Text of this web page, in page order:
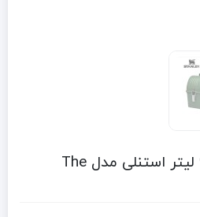
ظرف حمل غذای 9.5 لیتر استنلی مدل The